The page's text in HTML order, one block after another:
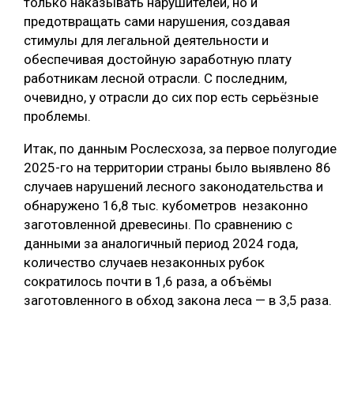
предотвращать сами нарушения, создавая
стимулы для легальной деятельности и
обеспечивая достойную заработную плату
работникам лесной отрасли. С последним,
очевидно, у отрасли до сих пор есть серьёзные
проблемы.
Итак, по данным Рослесхоза, за первое полугодие
2025-го на территории страны было выявлено 86
случаев нарушений лесного законодательства и
обнаружено 16,8 тыс. кубометров незаконно
заготовленной древесины. По сравнению с
данными за аналогичный период 2024 года,
количество случаев незаконных рубок
сократилось почти в 1,6 раза, а объёмы
заготовленного в обход закона леса — в 3,5 раза.